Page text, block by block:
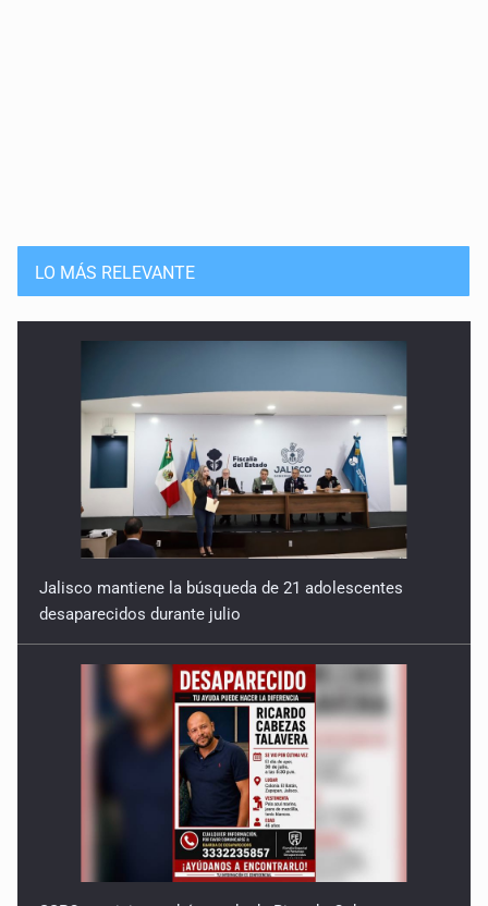
LO MÁS RELEVANTE
Jalisco mantiene la búsqueda de 21 adolescentes
desaparecidos durante julio